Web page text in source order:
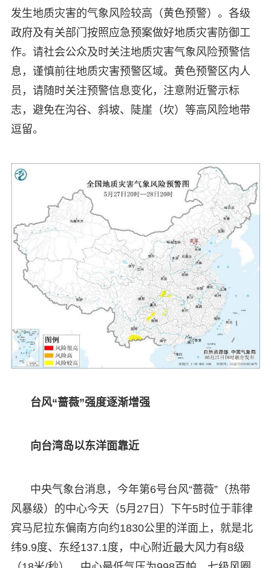
发生地质灾害的气象风险较高（黄色预警）。各级
政府及有关部门按照应急预案做好地质灾害防御工
作。请社会公众及时关注地质灾害气象风险预警信
息，谨慎前往地质灾害预警区域。黄色预警区内人
员，请随时关注预警信息变化，注意附近警示标
志，避免在沟谷、斜坡、陡崖（坎）等高风险地带
逗留。
台风“蔷薇”强度逐渐增强
向台湾岛以东洋面靠近
中央气象台消息，今年第6号台风“蔷薇”（热带
风暴级）的中心今天（5月27日）下午5时位于菲律
宾马尼拉东偏南方向约1830公里的洋面上，就是北
纬9.9度、东经137.1度，中心附近最大风力有8级